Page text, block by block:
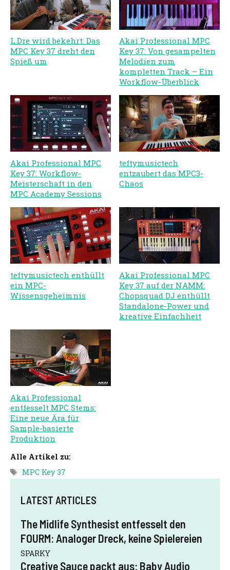
L.Dre wird bekehrt: Das
MPC Key 37 dreht den
Spieß um
Akai Professional MPC
Key 37: Von gesampelten
Melodien zum
kompletten Track – Ein
Workflow-Überblick
Akai Professional MPC
Key 37: Workflow-
Meisterschaft in den
MPC Academy Sessions
teftymusictech
entzaubert das MPC3-
Chaos
teftymusictech enthüllt
ein MPC-
Wissensgeheimnis
Akai Professional MPC
Key 37 auf der NAMM:
Chopsquad DJ enthüllt
Standalone-Power und
kreative Einfachheit
Akai Professional
entfesselt MPC Stems:
Eine neue Ära für
Sample-basierte
Produktion
Alle Artikel zu:
Schlagwörter
MPC Key 37
LATEST ARTICLES
The Midlife Synthesist entfesselt den
FOURM: Analoger Dreck, keine Spielereien
SPARKY
Creative Sauce packt aus: Baby Audio